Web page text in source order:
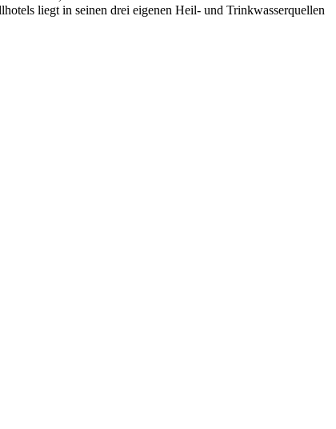
liegt in seinen drei eigenen Heil- und Trinkwasserquellen